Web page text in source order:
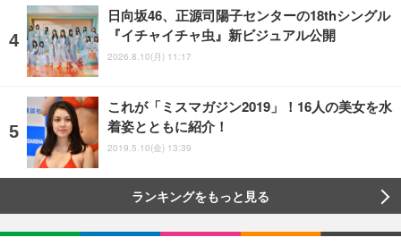
日向坂46、正源司陽子センターの18thシングル
『イチャイチャ虫』新ビジュアル公開
2026.8.10(月) 11:17
これが「ミスマガジン2019」！16人の美女を水
着姿とともに紹介！
2019.5.10(金) 13:39
ランキングをもっと見る